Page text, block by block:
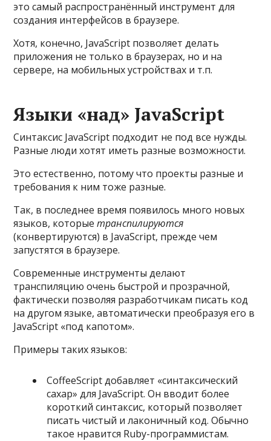
это самый распространённый инструмент для
создания интерфейсов в браузере.
Хотя, конечно, JavaScript позволяет делать
приложения не только в браузерах, но и на
сервере, на мобильных устройствах и т.п.
Языки «над» JavaScript
Синтаксис JavaScript подходит не под все нужды.
Разные люди хотят иметь разные возможности.
Это естественно, потому что проекты разные и
требования к ним тоже разные.
Так, в последнее время появилось много новых
языков, которыетранспилируются
(конвертируются) в JavaScript, прежде чем
запустятся в браузере.
Современные инструменты делают
транспиляцию очень быстрой и прозрачной,
фактически позволяя разработчикам писать код
на другом языке, автоматически преобразуя его в
JavaScript «под капотом».
Примеры таких языков:
CoffeeScript добавляет «синтаксический
сахар» для JavaScript. Он вводит более
короткий синтаксис, который позволяет
писать чистый и лаконичный код. Обычно
такое нравится Ruby-программистам.